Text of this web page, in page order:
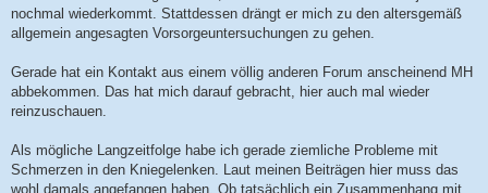
nochmal wiederkommt. Stattdessen drängt er mich zu den altersgemäß
allgemein angesagten Vorsorgeuntersuchungen zu gehen.
Gerade hat ein Kontakt aus einem völlig anderen Forum anscheinend MH
abbekommen. Das hat mich darauf gebracht, hier auch mal wieder
reinzuschauen.
Als mögliche Langzeitfolge habe ich gerade ziemliche Probleme mit
Schmerzen in den Kniegelenken. Laut meinen Beiträgen hier muss das
wohl damals angefangen haben. Ob tatsächlich ein Zusammenhang mit